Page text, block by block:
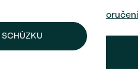
SCHŮZKU
Možnosti doručení
.